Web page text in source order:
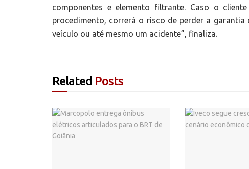
componentes e elemento filtrante. Caso o
procedimento, correrá o risco de perder a
veículo ou até mesmo um acidente”, finaliza.
Related Posts